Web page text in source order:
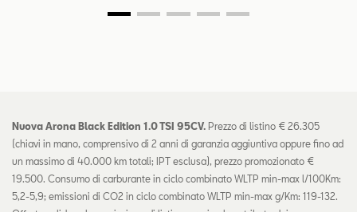
Nuova Arona Black Edition 1.0 TSI 95CV. Prezzo di listino € 26.305
(chiavi in mano, comprensivo di 2 anni di garanzia aggiuntiva oppure fino ad
un massimo di 40.000 km totali; IPT esclusa), prezzo promozionato €
19.500. Consumo di carburante in ciclo combinato WLTP min-max l/100Km:
5,2-5,9; emissioni di CO2 in ciclo combinato WLTP min-max g/Km: 119-132.